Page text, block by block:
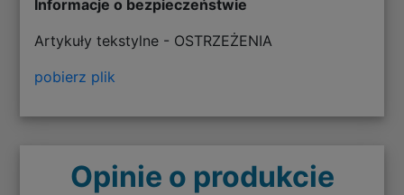
Informacje o bezpieczeństwie
Artykuły tekstylne - OSTRZEŻENIA
pobierz plik
Opinie o produkcie